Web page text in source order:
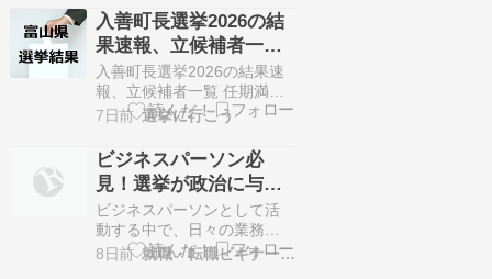
されました。 定数14人に対
して14人が立候補していま
す。 8月2日に投開票の予定
でしたが立候補者が定数以
下だったので無投票での当
選が確定しています。 今回
はこの小矢部市議会…
入善町長選挙2026の結
果速報、立候補者一覧
（8月2日、富山県）・
無投票
入善町長選挙2026の結果速
報、立候補者一覧 任期満了
に伴う入善町長選挙が7月28
人に対して1人が立候補して
います。 8月2日に投開票の
予定でしたが立候補者が定
数以下だったので無投票で
の当選が確定しています。
今回はこの入善町長選挙の
7日前 選挙に行こう
ビジネスパーソン必
見！選挙が政治に与え
る影響とは
ビジネスパーソンとして活
動する中で、日々の業務や
プロジェクトに集中するあ
8日前 就職・転職ビギナーズマガジン